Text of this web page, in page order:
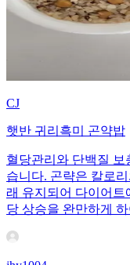
CJ
햇반 귀리흑미 곤약밥
혈당관리와 단백질
습니다. 곤략은 칼로
래 유지되어 다이어트
당 상승을 완만하게